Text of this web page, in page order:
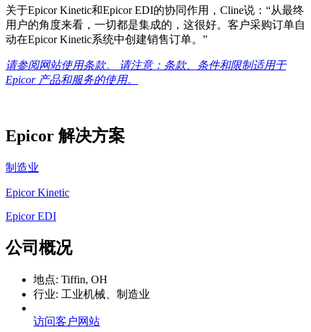
关于Epicor Kinetic和Epicor EDI的协同作用，Cline说：“从最终
用户的角度来看，一切都是集成的，这很好。客户采购订单自
动在Epicor Kinetic系统中创建销售订单。”
请参阅网站使用条款。 请注意：条款、条件和限制适用于
Epicor 产品和服务的使用。
Epicor 解决方案
制造业
Epicor Kinetic
Epicor EDI
公司概况
地点: Tiffin, OH
行业: 工业机械、制造业
访问客户网站